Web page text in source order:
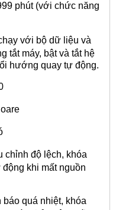
phút (với chức năng
với bộ dữ liệu và
tắt máy, bật và tắt hệ
hướng quay tự động.
chỉnh độ lệch, khóa
khi mất nguồn
quá nhiệt, khóa